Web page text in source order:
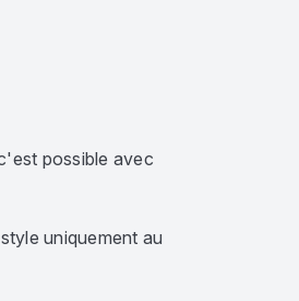
possible avec
uniquement au